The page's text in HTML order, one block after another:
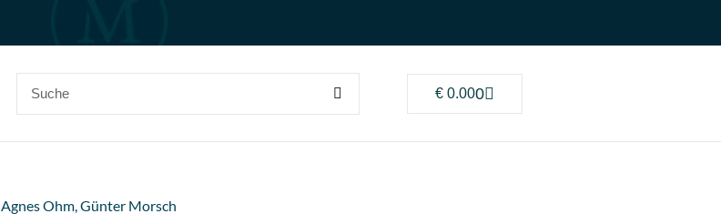
€0.000
Agnes Ohm,Günter Morsch